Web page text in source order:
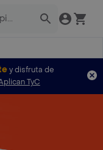
y disfruta de
TyC